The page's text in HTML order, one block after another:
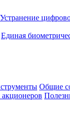
Единая
Общие